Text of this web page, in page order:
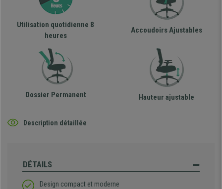
Utilisation quotidienne 8
heures
Accoudoirs Ajustables
Dossier Permanent Hauteur ajustable
Description détaillée
DÉTAILS
Design compact et moderne